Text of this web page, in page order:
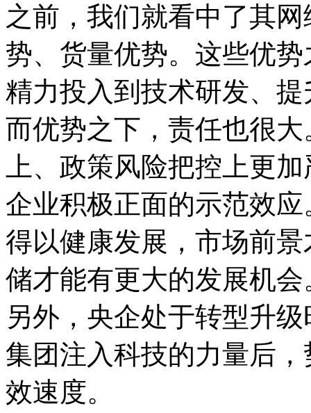
之前，我们就看中了其
势、货量优势。这些优
精力投入到技术研发、
而优势之下，责任也很
上、政策风险把控上更
企业积极正面的示范效
得以健康发展，市场前
储才能有更大的发展机会
另外，央企处于转型升
集团注入科技的力量后
效速度。